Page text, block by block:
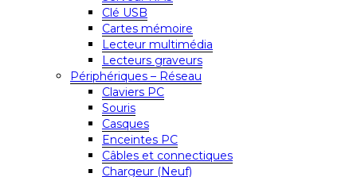
Clé USB
Cartes mémoire
Lecteur multimédia
Lecteurs graveurs
Périphériques – Réseau
Claviers PC
Souris
Casques
Enceintes PC
Câbles et connectiques
Chargeur (Neuf)